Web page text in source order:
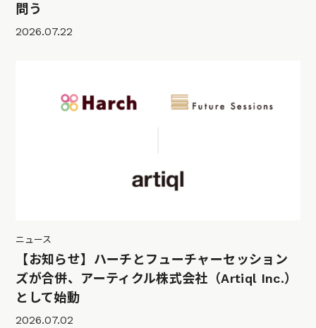
問う
2026.07.22
ニュース
【お知らせ】ハーチとフューチャーセッション
ズが合併、アーティクル株式会社（Artiql Inc.）
として始動
2026.07.02